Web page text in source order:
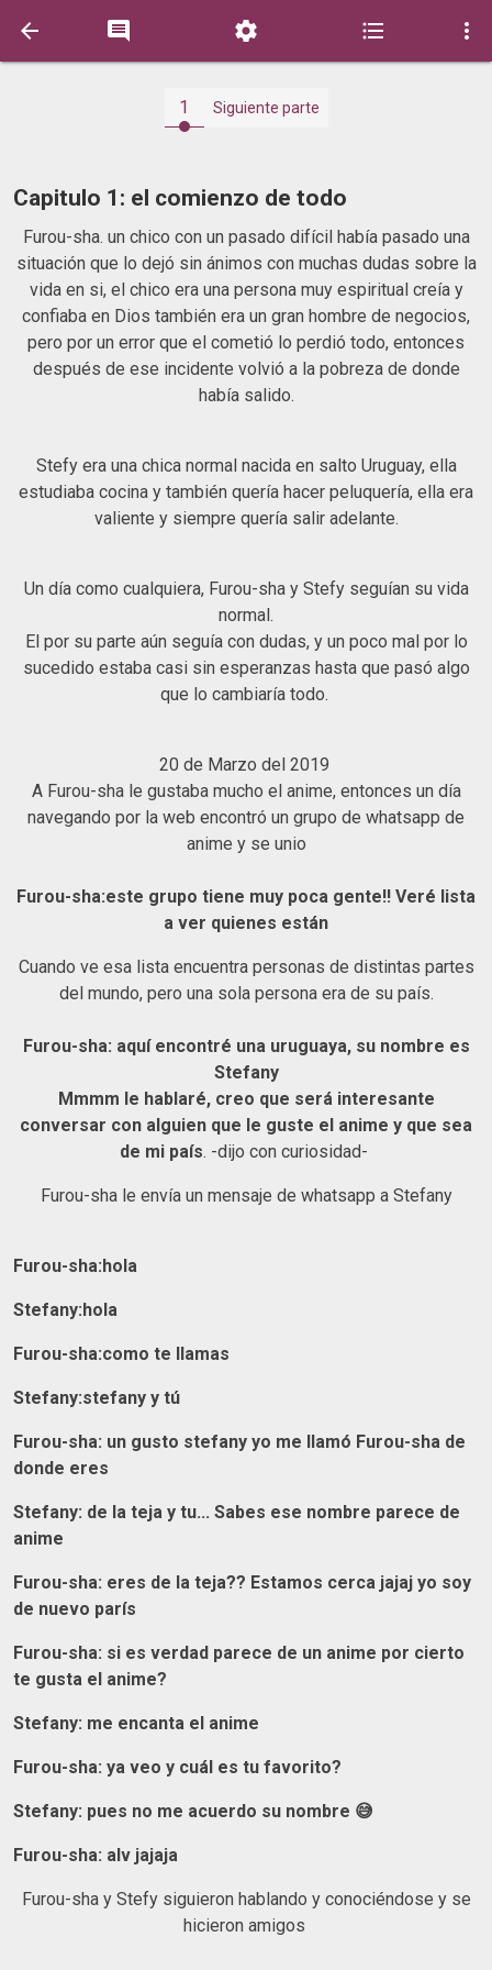
    
1 Siguiente parte
Capitulo 1: el comienzo de todo
Furou-sha. un chico con un pasado difícil había pasado una
situación que lo dejó sin ánimos con muchas dudas sobre la
vida en si, el chico era una persona muy espiritual creía y
confiaba en Dios también era un gran hombre de negocios,
pero por un error que el cometió lo perdió todo, entonces
después de ese incidente volvió a la pobreza de donde
había salido.
Stefy era una chica normal nacida en salto Uruguay, ella
estudiaba cocina y también quería hacer peluquería, ella era
valiente y siempre quería salir adelante.
Un día como cualquiera, Furou-sha y Stefy seguían su vida
normal.
El por su parte aún seguía con dudas, y un poco mal por lo
sucedido estaba casi sin esperanzas hasta que pasó algo
que lo cambiaría todo.
20 de Marzo del 2019
A Furou-sha le gustaba mucho el anime, entonces un día
navegando por la web encontró un grupo de whatsapp de
anime y se unio
Furou-sha:este grupo tiene muy poca gente!! Veré lista
a ver quienes están
Cuando ve esa lista encuentra personas de distintas partes
del mundo, pero una sola persona era de su país.
Furou-sha: aquí encontré una uruguaya, su nombre es
Stefany
Mmmm le hablaré, creo que será interesante
conversar con alguien que le guste el anime y que sea
de mi país. -dijo con curiosidad-
Furou-sha le envía un mensaje de whatsapp a Stefany
Furou-sha:hola
Stefany:hola
Furou-sha:como te llamas
Stefany:stefany y tú
Furou-sha: un gusto stefany yo me llamó Furou-sha de
donde eres
Stefany: de la teja y tu... Sabes ese nombre parece de
anime
Furou-sha: eres de la teja?? Estamos cerca jajaj yo soy
de nuevo parís
Furou-sha: si es verdad parece de un anime por cierto
te gusta el anime?
Stefany: me encanta el anime
Furou-sha: ya veo y cuál es tu favorito?
Stefany: pues no me acuerdo su nombre 😅
Furou-sha: alv jajaja
Furou-sha y Stefy siguieron hablando y conociéndose y se
hicieron amigos